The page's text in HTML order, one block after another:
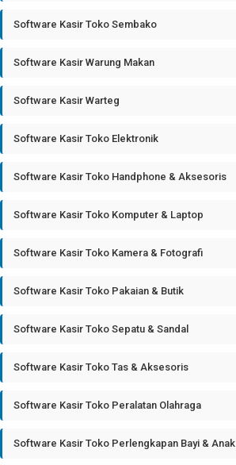
Software Kasir Toko Sembako
Software Kasir Warung Makan
Software Kasir Warteg
Software Kasir Toko Elektronik
Software Kasir Toko Handphone & Aksesoris
Software Kasir Toko Komputer & Laptop
Software Kasir Toko Kamera & Fotografi
Software Kasir Toko Pakaian & Butik
Software Kasir Toko Sepatu & Sandal
Software Kasir Toko Tas & Aksesoris
Software Kasir Toko Peralatan Olahraga
Software Kasir Toko Perlengkapan Bayi & Anak